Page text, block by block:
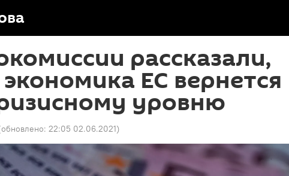
рассказали,
экономика ЕС вернется
уровню
22:05 02.06.2021)